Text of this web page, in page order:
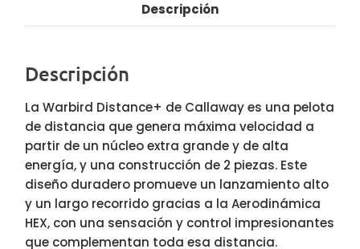
Descripción
Descripción
La Warbird Distance+ de Callaway es una pelota
de distancia que genera máxima velocidad a
partir de un núcleo extra grande y de alta
energía, y una construcción de 2 piezas. Este
diseño duradero promueve un lanzamiento alto
y un largo recorrido gracias a la Aerodinámica
HEX, con una sensación y control impresionantes
que complementan toda esa distancia.